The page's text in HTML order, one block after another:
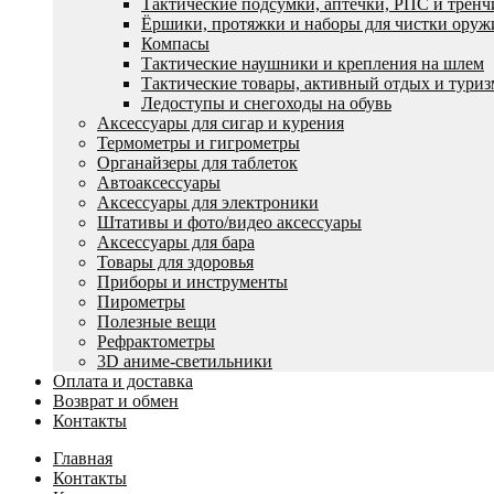
Тактические подсумки, аптечки, РПС и
Ëршики, протяжки и наборы для чистки
Компасы
Тактические наушники и крепления на шлем
Тактические товары, активный отдых и
Ледоступы и снегоходы на обувь
Аксессуары для сигар и курения
Термометры и гигрометры
Органайзеры для таблеток
Автоаксессуары
Аксессуары для электроники
Штативы и фото/видео аксессуары
Аксессуары для бара
Товары для здоровья
Приборы и инструменты
Пирометры
Полезные вещи
Рефрактометры
3D аниме-светильники
Оплата и доставка
Возврат и обмен
Контакты
Главная
Контакты